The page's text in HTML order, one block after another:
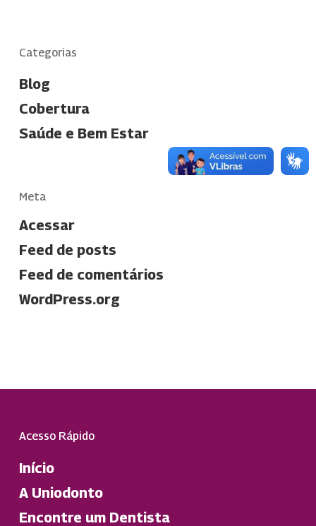
Categorias
Blog
Cobertura
Saúde e Bem Estar
Meta
Acessar
Feed de posts
Feed de comentários
WordPress.org
Acesso Rápido
Início
A Uniodonto
Encontre um Dentista